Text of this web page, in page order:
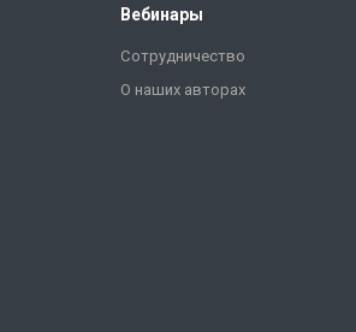
Вебинары
Сотрудничество
О наших авторах